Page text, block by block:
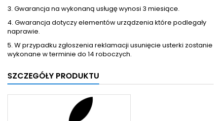
3. Gwarancja na wykonaną usługę wynosi 3 miesiące.
4. Gwarancja dotyczy elementów urządzenia które podlegały
naprawie.
5. W przypadku zgłoszenia reklamacji usunięcie usterki zostanie
wykonane w terminie do 14 roboczych.
SZCZEGÓŁY PRODUKTU